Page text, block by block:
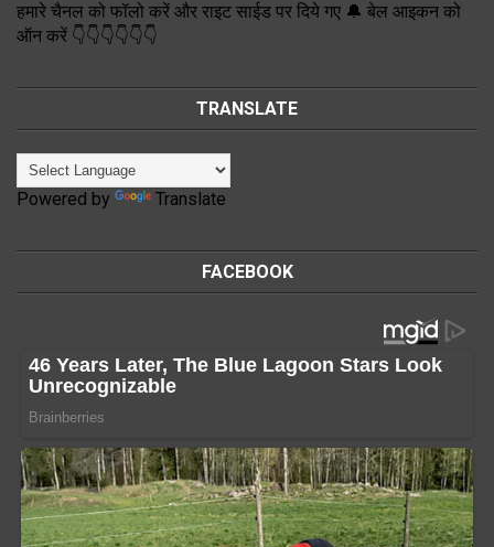
हमारे चैनल को फॉलो करें और राइट साईड पर दिये गए 🔔 बेल आइकन को
ऑन करें 👇👇👇👇👇👇
TRANSLATE
Powered by Translate
FACEBOOK